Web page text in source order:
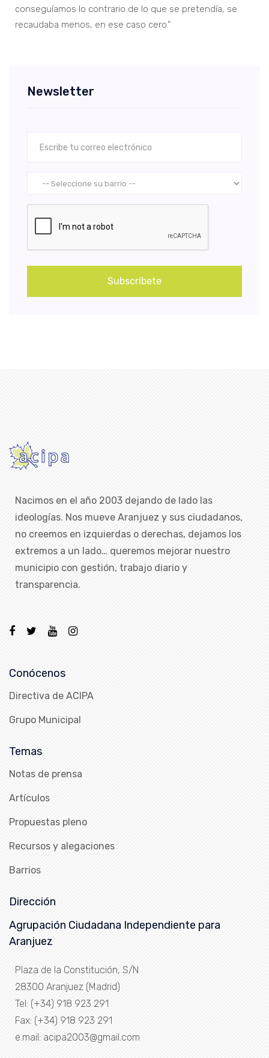
conseguíamos lo contrario de lo que se pretendía, se
recaudaba menos, en ese caso cero.”
Newsletter
Subscríbete
Nacimos en el año 2003 dejando de lado las
ideologías. Nos mueve Aranjuez y sus ciudadanos,
no creemos en izquierdas o derechas, dejamos los
extremos a un lado… queremos mejorar nuestro
municipio con gestión, trabajo diario y
transparencia.
Conócenos
Directiva de ACIPA
Grupo Municipal
Temas
Notas de prensa
Artículos
Propuestas pleno
Recursos y alegaciones
Barrios
Dirección
Agrupación Ciudadana Independiente para
Aranjuez
Plaza de la Constitución, S/N
28300 Aranjuez (Madrid)
Tel: (+34) 918 923 291
Fax: (+34) 918 923 291
e.mail: acipa2003@gmail.com